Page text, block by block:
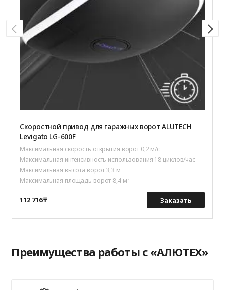
Скоростной привод для гаражных ворот ALUTECH
Levigato LG-600F
Максимальная скорость открытия ворот 0,2 м/с
Максимальная интенсивность использования 18 циклов/час
Максимальная высота ворот 3,3 м
Максимальная площадь ворот 8,4 м²
112 716 ₸ Заказать
Преимущества работы с «АЛЮТЕХ»